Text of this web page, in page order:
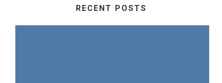
RECENT POSTS